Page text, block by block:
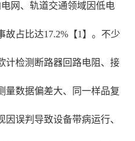
网、轨道交通领域因低电
故占比达17.2%【1】。不少
计检测断路器回路电阻、接
量数据偏差大、同一样品复
误判导致设备带病运行、